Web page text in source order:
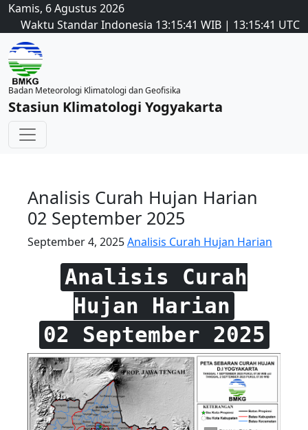
Kamis, 6 Agustus 2026
Waktu Standar Indonesia 13:15:42 WIB | 13:15:42 UTC
Badan Meteorologi Klimatologi dan Geofisika
Stasiun Klimatologi Yogyakarta
Analisis Curah Hujan Harian
02 September 2025
September 4, 2025Analisis Curah Hujan Harian
Analisis Curah
Hujan Harian
02 September 2025